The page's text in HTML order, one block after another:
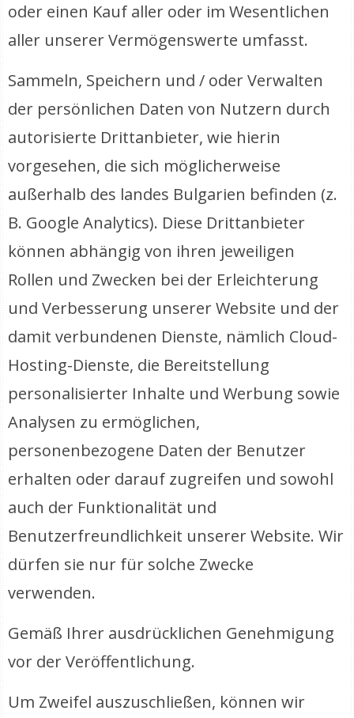
oder einen Kauf aller oder im Wesentlichen
aller unserer Vermögenswerte umfasst.
Sammeln, Speichern und / oder Verwalten
der persönlichen Daten von Nutzern durch
autorisierte Drittanbieter, wie hierin
vorgesehen, die sich möglicherweise
außerhalb des landes Bulgarien befinden (z.
B. Google Analytics). Diese Drittanbieter
können abhängig von ihren jeweiligen
Rollen und Zwecken bei der Erleichterung
und Verbesserung unserer Website und der
damit verbundenen Dienste, nämlich Cloud-
Hosting-Dienste, die Bereitstellung
personalisierter Inhalte und Werbung sowie
Analysen zu ermöglichen,
personenbezogene Daten der Benutzer
erhalten oder darauf zugreifen und sowohl
auch der Funktionalität und
Benutzerfreundlichkeit unserer Website. Wir
dürfen sie nur für solche Zwecke
verwenden.
Gemäß Ihrer ausdrücklichen Genehmigung
vor der Veröffentlichung.
Um Zweifel auszuschließen, können wir